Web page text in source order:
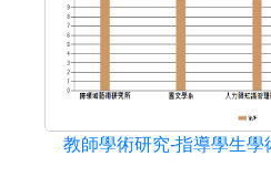
教師學術研究-指導學生學